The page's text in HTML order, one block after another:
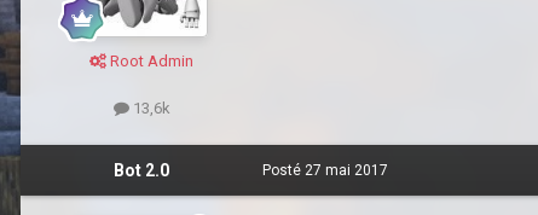
Root Admin
13,6k
Bot 2.0 Posté 27 mai 2017